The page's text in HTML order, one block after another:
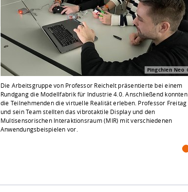
Pingchien Neo
Die Arbeitsgruppe von Professor Reichelt präsentierte bei einem
Rundgang die Modellfabrik für Industrie 4.0. Anschließend konnten
die Teilnehmenden die virtuelle Realität erleben. Professor Freitag
und sein Team stellten das vibrotaktile Display und den
Multisensorischen Interaktionsraum (MIR) mit verschiedenen
Anwendungsbeispielen vor.